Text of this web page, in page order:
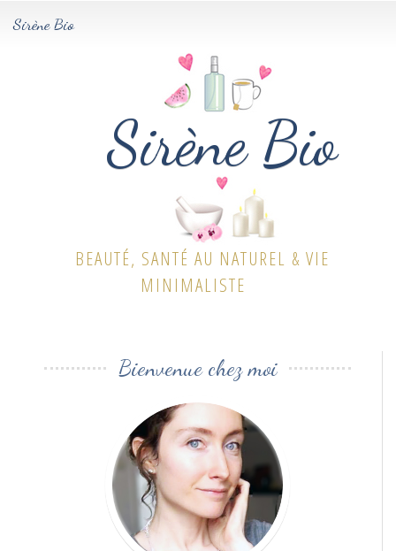
Sirène Bio
Sirène Bio
BEAUTÉ, SANTÉ AU NATUREL & VIE
MINIMALISTE
Bienvenue chez moi